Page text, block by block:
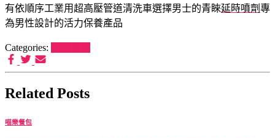
有依順序工業用超高壓管道清洗車選擇男士的青睞延時噴劑專
為男性設計的活力保養產品
Categories:
Related Posts
喵樂餐包